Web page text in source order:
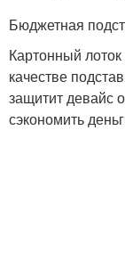
Бюджетная
Картонный
качестве
защитит девайс
сэкономить